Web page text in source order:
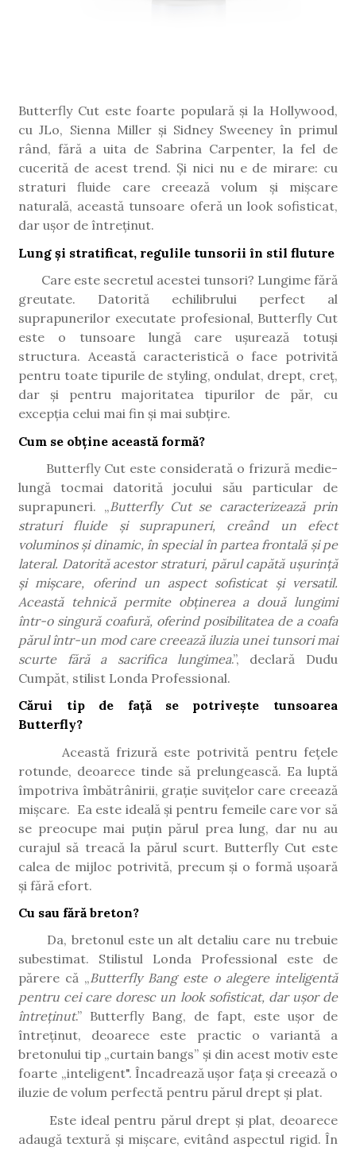
Butterfly Cut este foarte populară și la Hollywood,
cu JLo, Sienna Miller și Sidney Sweeney în primul
rând, fără a uita de Sabrina Carpenter, la fel de
cucerită de acest trend. Și nici nu e de mirare: cu
straturi fluide care creează volum și mișcare
naturală, această tunsoare oferă un look sofisticat,
dar ușor de întreținut.
Lung și stratificat, regulile tunsorii în stil fluture
Care este secretul acestei tunsori? Lungime fără
greutate. Datorită echilibrului perfect al
suprapunerilor executate profesional, Butterfly Cut
este o tunsoare lungă care ușurează totuși
structura. Această caracteristică o face potrivită
pentru toate tipurile de styling, ondulat, drept, creț,
dar și pentru majoritatea tipurilor de păr, cu
excepția celui mai fin și mai subțire.
Cum se obține această formă?
Butterfly Cut este considerată o frizură medie-
lungă tocmai datorită jocului său particular de
suprapuneri. „Butterfly Cut se caracterizează prin
straturi fluide și suprapuneri, creând un efect
voluminos și dinamic, în special în partea frontală și pe
lateral. Datorită acestor straturi, părul capătă ușurință
și mișcare, oferind un aspect sofisticat și versatil.
Această tehnică permite obținerea a două lungimi
într-o singură coafură, oferind posibilitatea de a coafa
părul într-un mod care creează iluzia unei tunsori mai
scurte fără a sacrifica lungimea.”, declară Dudu
Cumpăt, stilist Londa Professional.
Cărui tip de față se potrivește tunsoarea
Butterfly?
Această frizură este potrivită pentru fețele
rotunde, deoarece tinde să prelungească. Ea luptă
împotriva îmbătrânirii, grație suvițelor care creează
mișcare. Ea este ideală și pentru femeile care vor să
se preocupe mai puțin părul prea lung, dar nu au
curajul să treacă la părul scurt. Butterfly Cut este
calea de mijloc potrivită, precum și o formă ușoară
și fără efort.
Cu sau fără breton?
Da, bretonul este un alt detaliu care nu trebuie
subestimat. Stilistul Londa Professional este de
părere că „Butterfly Bang este o alegere inteligentă
pentru cei care doresc un look sofisticat, dar ușor de
întreținut.” Butterfly Bang, de fapt, este ușor de
întreținut, deoarece este practic o variantă a
bretonului tip „curtain bangs” și din acest motiv este
foarte „inteligent". Încadrează ușor fața și creează o
iluzie de volum perfectă pentru părul drept și plat.
Este ideal pentru părul drept și plat, deoarece
adaugă textură și mișcare, evitând aspectul rigid. În